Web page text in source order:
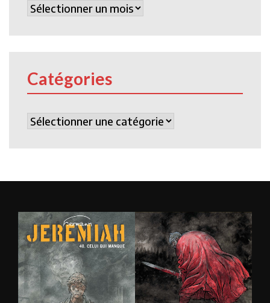
Archives
Catégories
Catégories